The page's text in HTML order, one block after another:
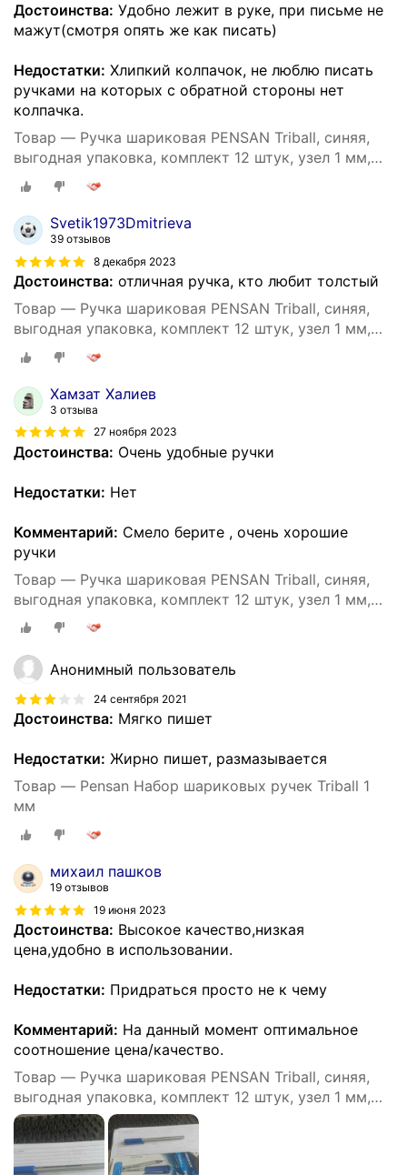
Достоинства: Удобно лежит в руке, при письме не
мажут(смотря опять же как писать)
Недостатки: Хлипкий колпачок, не люблю писать
ручками на которых с обратной стороны нет
колпачка.
Товар — Ручка шариковая PENSAN Triball, синяя,
выгодная упаковка, комплект 12 штук, узел 1 мм,
880174
Svetik1973Dmitrieva
39 отзывов
8 декабря 2023
Достоинства: отличная ручка, кто любит толстый
Товар — Ручка шариковая PENSAN Triball, синяя,
выгодная упаковка, комплект 12 штук, узел 1 мм,
880174
Хамзат Халиев
3 отзыва
27 ноября 2023
Достоинства: Очень удобные ручки
Недостатки: Нет
Комментарий: Смело берите , очень хорошие
ручки
Товар — Ручка шариковая PENSAN Triball, синяя,
выгодная упаковка, комплект 12 штук, узел 1 мм,
880174
Анонимный пользователь
24 сентября 2021
Достоинства: Мягко пишет
Недостатки: Жирно пишет, размазывается
Товар — Pensan Набор шариковых ручек Triball 1
мм
михаил пашков
19 отзывов
19 июня 2023
Достоинства: Высокое качество,низкая
цена,удобно в использовании.
Недостатки: Придраться просто не к чему
Комментарий: На данный момент оптимальное
соотношение цена/качество.
Товар — Ручка шариковая PENSAN Triball, синяя,
выгодная упаковка, комплект 12 штук, узел 1 мм,
880174